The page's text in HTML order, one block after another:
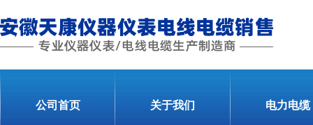
公司首页 关于我们 电力电缆